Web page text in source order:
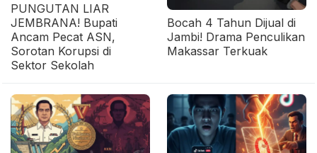
PUNGUTAN LIAR
JEMBRANA! Bupati
Ancam Pecat ASN,
Sorotan Korupsi di
Sektor Sekolah
Bocah 4 Tahun Dijual di
Jambi! Drama Penculikan
Makassar Terkuak